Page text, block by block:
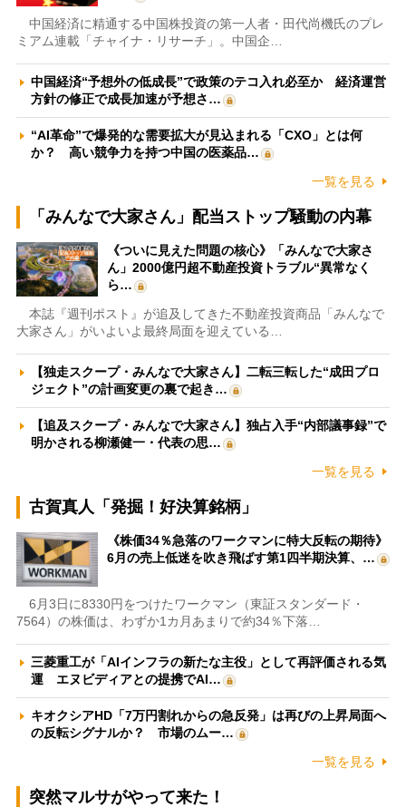
中国経済に精通する中国株投資の第一人者・田代尚機氏のプレ
ミアム連載「チャイナ・リサーチ」。中国企…
中国経済“予想外の低成長”で政策のテコ入れ必至か 経済運営
方針の修正で成長加速が予想さ…
“AI革命”で爆発的な需要拡大が見込まれる「CXO」とは何
か？ 高い競争力を持つ中国の医薬品…
一覧を見る
「みんなで大家さん」配当ストップ騒動の内幕
《ついに見えた問題の核心》「みんなで大家さ
ん」2000億円超不動産投資トラブル“異常なく
ら…
本誌『週刊ポスト』が追及してきた不動産投資商品「みんなで
大家さん」がいよいよ最終局面を迎えている…
【独走スクープ・みんなで大家さん】二転三転した“成田プロ
ジェクト”の計画変更の裏で起き…
【追及スクープ・みんなで大家さん】独占入手“内部議事録”で
明かされる柳瀬健一・代表の思…
一覧を見る
古賀真人「発掘！好決算銘柄」
《株価34％急落のワークマンに特大反転の期待》
6月の売上低迷を吹き飛ばす第1四半期決算、…
6月3日に8330円をつけたワークマン（東証スタンダード・
7564）の株価は、わずか1カ月あまりで約34％下落…
三菱重工が「AIインフラの新たな主役」として再評価される気
運 エヌビディアとの提携でAI…
キオクシアHD「7万円割れからの急反発」は再びの上昇局面へ
の反転シグナルか？ 市場のムー…
一覧を見る
突然マルサがやって来た！